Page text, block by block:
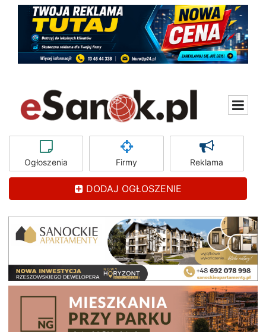
Ogłoszenia Firmy Reklama
DODAJ OGŁOSZENIE